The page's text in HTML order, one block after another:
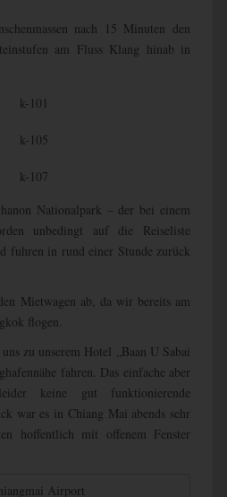
nach 15 Minuten den
am Fluss Klang hinab in
Nationalpark – der bei einem
unbedingt auf die Reiseliste
fuhren in rund einer Stunde zurück
Mietwagen ab, da wir bereits am
flogen.
zu unserem Hotel „Baan U Sabai
fahren. Das einfache aber
keine gut funktionierende
war es in Chiang Mai abends sehr
hoffentlich mit offenem Fenster